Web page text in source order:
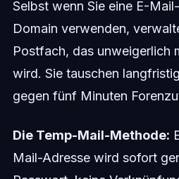
Selbst wenn Sie eine E-
Domain verwenden,
Postfach, das unweigerlich
wird. Sie tauschen
gegen fünf Minuten
Die Temp-Mail-Methode:
Mail-Adresse wird sofort